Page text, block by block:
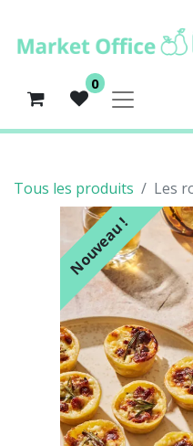
0
Tous les produits Les
Nouveau !